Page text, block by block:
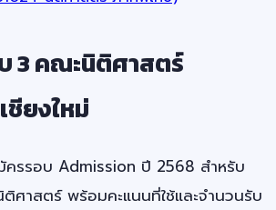
3 คณะนิติศาสตร์
ชียงใหม่
ครรอบ Admission ปี 2568 สำหรับ
ศาสตร์ พร้อมคะแนนที่ใช้และจำนวนรับ